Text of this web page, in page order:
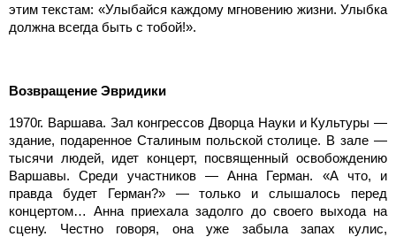
этим текстам: «Улыбайся каждому мгновению жизни. Улыбка
должна всегда быть с тобой!».
Возвращение Эвридики
1970г. Варшава. Зал конгрессов Дворца Науки и Культуры —
здание, подаренное Сталиным польской столице. В зале —
тысячи людей, идет концерт, посвященный освобождению
Варшавы. Среди участников — Анна Герман. «А что, и
правда будет Герман?» — только и слышалось перед
концертом… Анна приехала задолго до своего выхода на
сцену. Честно говоря, она уже забыла запах кулис,